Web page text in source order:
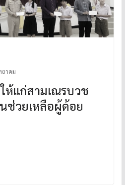
ยาคม
ห้แก่สามเณรบวช
ช่วยเหลือผู้ด้อย